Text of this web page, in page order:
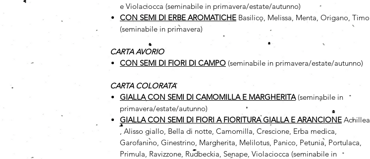
e Violaciocca (seminabile in primavera/estate/autunno)
CON SEMI DI ERBE AROMATICHE Basilico, Melissa, Menta, Origano, Timo
(seminabile in primavera)
CARTA AVORIO
CON SEMI DI FIORI DI CAMPO (seminabile in primavera/estate/autunno)
CARTA COLORATA
GIALLA CON SEMI DI CAMOMILLA E MARGHERITA(seminabile in
primavera/estate/autunno)
GIALLA CON SEMI DI FIORI A FIORITURA GIALLA E ARANCIONE Achillea
, Alisso giallo, Bella di notte, Camomilla, Crescione, Erba medica,
Garofanino, Ginestrino, Margherita, Melilotus, Panico, Petunia, Portulaca,
Primula, Ravizzone, Rudbeckia, Senape, Violaciocca (seminabile in